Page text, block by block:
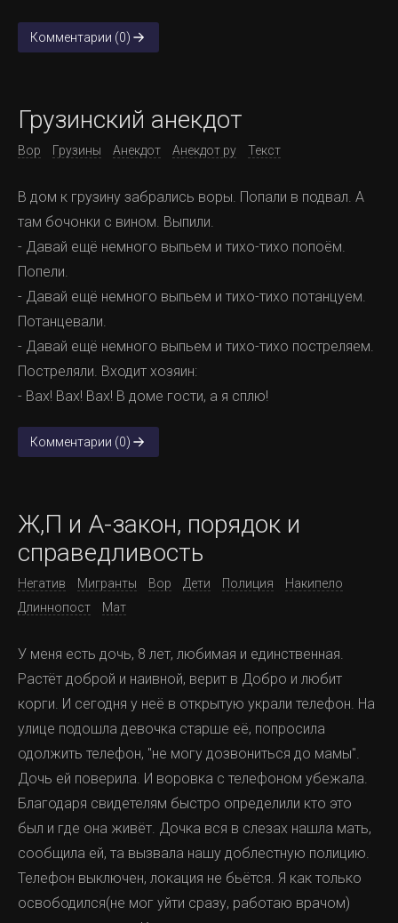
Комментарии (0)
Грузинский анекдот
Вор Грузины Анекдот Анекдот ру Текст
В дом к грузину забрались воры. Попали в подвал. А
там бочонки с вином. Выпили.
- Давай ещё немного выпьем и тихо-тихо попоём.
Попели.
- Давай ещё немного выпьем и тихо-тихо потанцуем.
Потанцевали.
- Давай ещё немного выпьем и тихо-тихо постреляем.
Постреляли. Входит хозяин:
- Вах! Вах! Вах! В доме гости, а я сплю!
Комментарии (0)
Ж,П и А-закон, порядок и
справедливость
Негатив Мигранты Вор Дети Полиция
Накипело
Длиннопост
Мат
У меня есть дочь, 8 лет, любимая и единственная.
Растёт доброй и наивной, верит в Добро и любит
корги. И сегодня у неё в открытую украли телефон. На
улице подошла девочка старше её, попросила
одолжить телефон, "не могу дозвониться до мамы".
Дочь ей поверила. И воровка с телефоном убежала.
Благодаря свидетелям быстро определили кто это
был и где она живёт. Дочка вся в слезах нашла мать,
сообщила ей, та вызвала нашу доблестную полицию.
Телефон выключен, локация не бьётся. Я как только
освободился(не мог уйти сразу, работаю врачом)